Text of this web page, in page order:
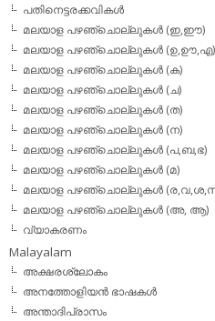
പതിനെട്ടരക്കവികള്‍
മലയാള പഴഞ്ചൊല്ലുകള്‍ (ഇ,ഈ)
മലയാള പഴഞ്ചൊല്ലുകള്‍ (ഉ,ഊ,എ)
മലയാള പഴഞ്ചൊല്ലുകള്‍ (ക)
മലയാള പഴഞ്ചൊല്ലുകള്‍ (ച)
മലയാള പഴഞ്ചൊല്ലുകള്‍ (ത)
മലയാള പഴഞ്ചൊല്ലുകള്‍ (ന)
മലയാള പഴഞ്ചൊല്ലുകള്‍ (പ,ബ,ഭ)
മലയാള പഴഞ്ചൊല്ലുകള്‍ (മ)
മലയാള പഴഞ്ചൊല്ലുകള്‍
മലയാള പഴഞ്ചൊല്ലുകൾ (അ, ആ)
വ്യാകരണം
Malayalam
അക്ഷരശ്ലോകം
അനത്തോളിയന്‍ ഭാഷകള്‍
അന്താദിപ്രാസം